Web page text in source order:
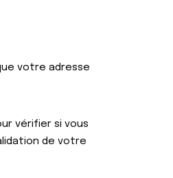
votre adresse
vérifier si vous
de votre